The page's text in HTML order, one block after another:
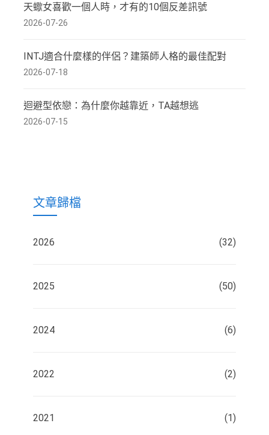
天蠍女喜歡一個人時，才有的10個反差訊號
2026-07-26
INTJ適合什麼樣的伴侶？建築師人格的最佳配對
2026-07-18
迴避型依戀：為什麼你越靠近，TA越想逃
2026-07-15
文章歸檔
2026 (32)
2025 (50)
2024 (6)
2022 (2)
2021 (1)